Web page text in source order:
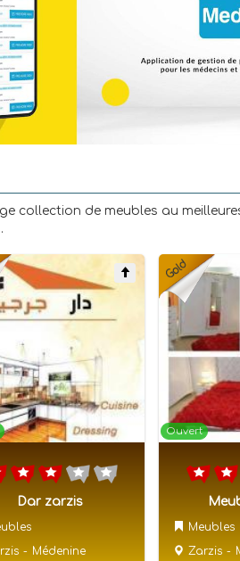
collection de meubles au
.
Dar zarzis
- Médenine
Ouvert
Meubles
Zarzis -